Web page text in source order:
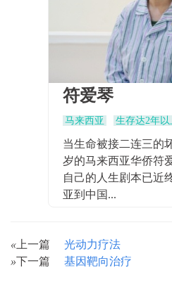
符爱琴
马来西亚 生存达2年以
当生命被接二连三的
岁的马来西亚华侨符
自己的人生剧本已近
亚到中国...
« 上一篇
光动力疗法
»下一篇 基因靶向治疗